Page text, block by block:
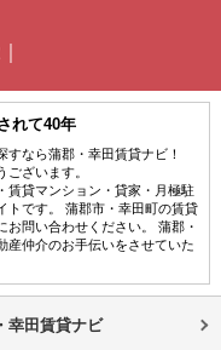
れて40年
なら蒲郡・幸田賃貸ナビ！
ざいます。
賃貸マンション・貸家・月極駐
トです。 蒲郡市・幸田町の賃貸
問い合わせください。 蒲郡・
産仲介のお手伝いをさせていた
幸田賃貸ナビ